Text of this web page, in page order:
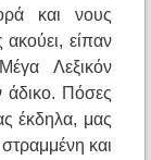
και νους
είπαν
Λεξικόν
άδικο. Πόσες
έκδηλα, μας
και